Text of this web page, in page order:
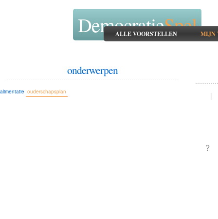
DemocratieSpel
ALLE VOORSTELLEN MIJN
onderwerpen
alimentatie ouderschapsplan |
?